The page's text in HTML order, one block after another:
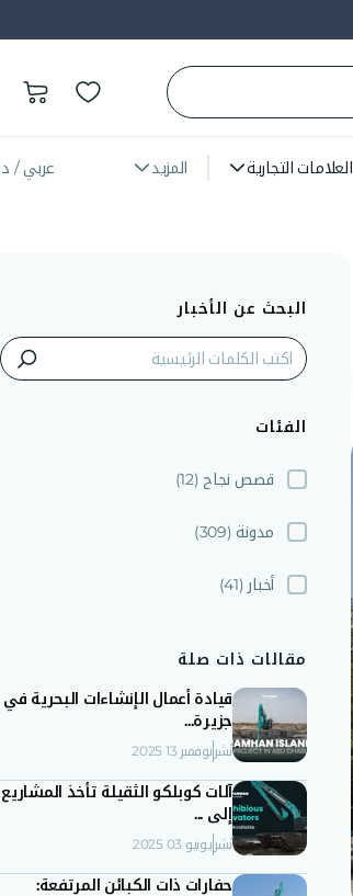
العلامات التجارية المزيد عربي /
البحث عن الأخبار
الفئات
قصص نجاح (12)
مدونة (309)
أخبار (41)
مقالات ذات صلة
قيادة أعمال الإنشاءات البحرية في
جزيرة...
نُشر نوفمبر 13 2025
آلات كوبلكو الثقيلة تأخذ المشاريع
إلى ...
نُشر يونيو 03 2025
حفارات ذات الكبائن المرتفعة: